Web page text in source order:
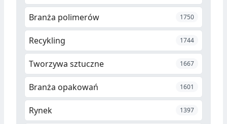
Branża polimerów 1750
Recykling 1744
Tworzywa sztuczne 1667
Branża opakowań 1601
Rynek 1397